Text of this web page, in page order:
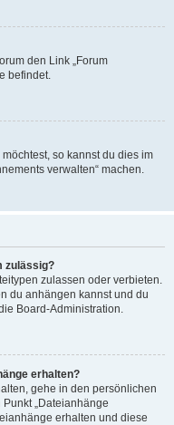
den Link „Forum
befindet.
so kannst du dies im
verwalten“ machen.
zulässig?
zulassen oder verbieten.
du anhängen kannst und du
Board-Administration.
erhalten?
gehe in den persönlichen
Punkt „Dateianhänge
erhalten und diese